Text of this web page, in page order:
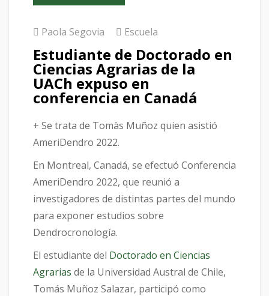
Paola Segovia Escuela
Estudiante de Doctorado en
Ciencias Agrarias de la
UACh expuso en
conferencia en Canadá
+ Se trata de Tomàs Muñoz quien asistió
AmeriDendro 2022.
En Montreal, Canadá, se efectuó Conferencia
AmeriDendro 2022, que reunió a
investigadores de distintas partes del mundo
para exponer estudios sobre
Dendrocronología.
El estudiante del Doctorado en Ciencias
Agrarias de la Universidad Austral de Chile,
Tomás Muñoz Salazar, participó como